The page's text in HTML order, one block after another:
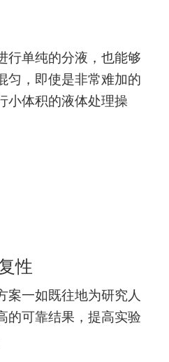
行单纯的分液，也能够
匀，即使是非常难加的
小体积的液体处理操
性
案一如既往地为研究人
的可靠结果，提高实验